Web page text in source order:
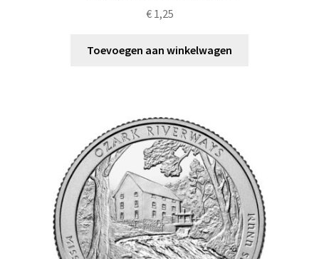
€1,25
Toevoegen aan winkelwagen